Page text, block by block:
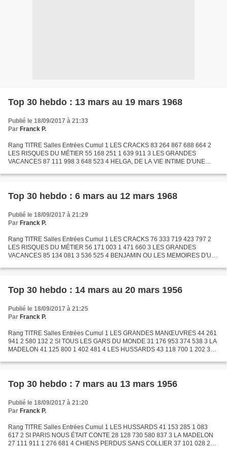
Top 30 hebdo : 13 mars au 19 mars 1968
Publié le 18/09/2017 à 21:33
Par Franck P.
Rang TITRE Salles Entrées Cumul 1 LES CRACKS 83 264 867 688 664 2
LES RISQUES DU MÉTIER 55 168 251 1 639 911 3 LES GRANDES
VACANCES 87 111 998 3 648 523 4 HELGA, DE LA VIE INTIME D'UNE
BENJAMIN...
Top 30 hebdo : 6 mars au 12 mars 1968
Publié le 18/09/2017 à 21:29
Par Franck P.
Rang TITRE Salles Entrées Cumul 1 LES CRACKS 76 333 719 423 797 2
LES RISQUES DU MÉTIER 56 171 003 1 471 660 3 LES GRANDES
VACANCES 85 134 081 3 536 525 4 BENJAMIN OU LES MEMOIRES D'UN
ET...
Top 30 hebdo : 14 mars au 20 mars 1956
Publié le 18/09/2017 à 21:25
Par Franck P.
Rang TITRE Salles Entrées Cumul 1 LES GRANDES MANŒUVRES 44 261
941 2 580 132 2 SI TOUS LES GARS DU MONDE 31 176 953 374 538 3 LA
MADELON 41 125 800 1 402 481 4 LES HUSSARDS 43 118 700 1 202 317
Top 30 hebdo : 7 mars au 13 mars 1956
Publié le 18/09/2017 à 21:20
Par Franck P.
Rang TITRE Salles Entrées Cumul 1 LES HUSSARDS 41 153 285 1 083
617 2 SI PARIS NOUS ÉTAIT CONTE 28 128 730 580 837 3 LA MADELON
27 111 911 1 276 681 4 CHIENS PERDUS SANS COLLIER 37 101 028 2